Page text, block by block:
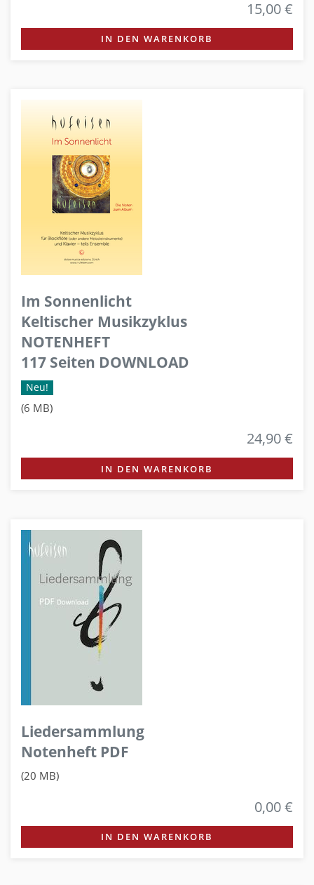
15,00 €
IN DEN WARENKORB
Im Sonnenlicht
Keltischer Musikzyklus
NOTENHEFT
117 Seiten DOWNLOAD
Neu!
(6 MB)
24,90 €
IN DEN WARENKORB
Liedersammlung
Notenheft PDF
(20 MB)
0,00 €
IN DEN WARENKORB